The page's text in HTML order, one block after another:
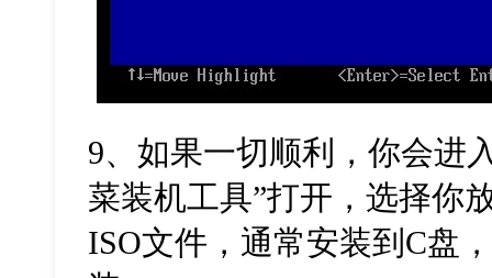
9、如果一切顺利，你会进
菜装机工具”打开，选择你
ISO文件，通常安装到 C盘